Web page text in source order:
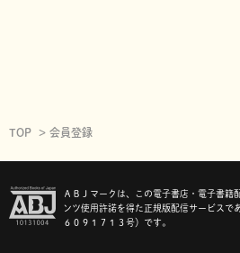
TOP 会員登録
ＡＢＪマークは、この電子書店・電子書籍
ンツ使用許諾を得た正規版配信サービスで
６０９１７１３号）です。